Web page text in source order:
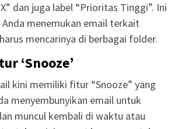
dan juga label “Prioritas Tinggi”. Ini
menemukan email terkait
mencarinya di berbagai folder.
‘Snooze’
kini memiliki fitur “Snooze” yang
menyembunyikan email untuk
muncul kembali di waktu atau